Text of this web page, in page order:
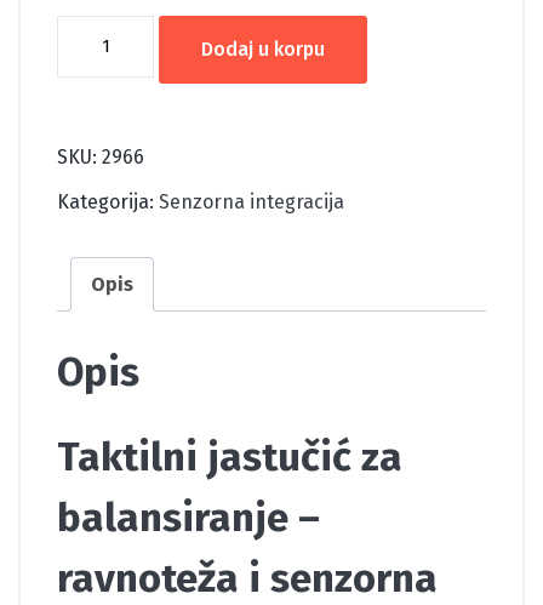
Dodaj u korpu
SKU: 2966
Kategorija: Senzorna integracija
Opis
Opis
Taktilni jastučić za
balansiranje –
ravnoteža i senzorna